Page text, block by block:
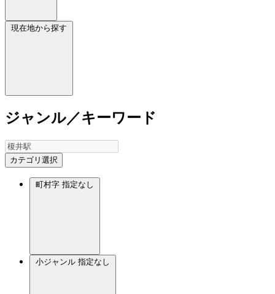
現在地から探す
ジャンル／キーワード
カテゴリ選択
町村字 指定なし
小ジャンル 指定なし